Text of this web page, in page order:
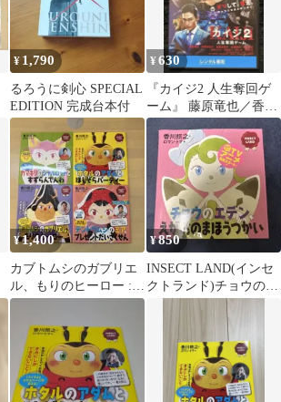
¥ 1,790
るろうに剣心 SPECIAL
EDITION 完成台本付
¥630
『カイジ2 人生奪回ゲ
ーム』 藤原竜也／香川
照之【Blu-ray】
¥1,400
カブトムシのガブリエ
ル、もりのヒーロー :
INSECT LAND など計4
¥850
INSECT LAND(インセ
クトランド)チョウのエ
デン、えがおのまほう